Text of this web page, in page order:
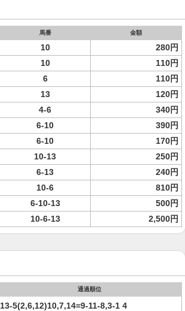
馬番 金額
10 280円
10
110円
6
110円
13
120円
4-6
340円
6-10 390円
6-10
170円
10-13
250円
6-13
240円
10-6
810円
6-10-13
500円
10-6-13 2,500円
通過順位
13-5(2,6,12)10,7,14=9-11-8,3-1 4